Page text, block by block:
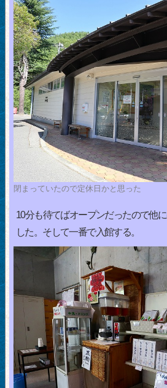
閉まっていたので定休日かと思った
10分も待てばオープンだったので他
した。そして一番で入館する。